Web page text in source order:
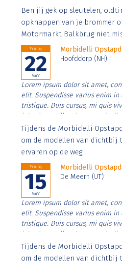
Aenean faucibus nibh et justo
imperdiet. Nunc ut sem vitae
Ben jij gek op sleutelen,
opknappen van je brommer
Motormarkt Balkbrug niet
Friday
22
MAY
Morbidelli
Hoofddorp (NH)
Lorem ipsum dolor sit amet,
elit. Suspendisse varius enim
tristique. Duis cursus, mi quis
interdum nulla, ut commodo
Aenean faucibus nibh et justo
imperdiet. Nunc ut sem vitae
Tijdens de Morbidelli
om de modellen van dichtbij
ervaren op de weg.
Friday
15
MAY
Morbidelli
De Meern (UT)
Lorem ipsum dolor sit amet,
elit. Suspendisse varius enim
tristique. Duis cursus, mi quis
interdum nulla, ut commodo
Aenean faucibus nibh et justo
imperdiet. Nunc ut sem vitae
Tijdens de Morbidelli
om de modellen van dichtbij